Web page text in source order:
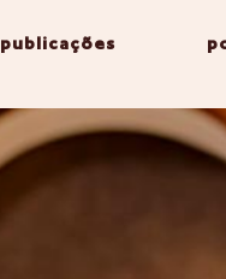
publicações